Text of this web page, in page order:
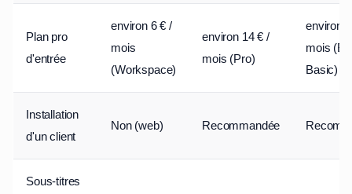
Plan pro
d'entrée
environ 6 € /
mois
(Workspace)
environ 14 € /
mois (Pro)
environ
mois
Basic)
Installation
d'un client
Non (web) Recommandée
Sous-titres